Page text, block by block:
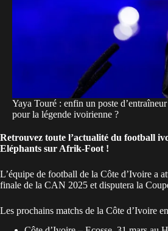
Yaya Touré : enfin un poste
pour la légende ivoirienne ?
Retrouvez toute l’actualité du football
Eléphants sur Afrik-Foot !
L’équipe de football de la Côte d’Ivoire a
finale de la CAN 2025 et disputera la
Les prochains matchs de la Côte d’Ivoire